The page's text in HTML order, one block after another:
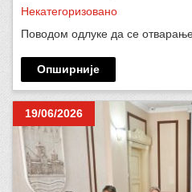
Некатегоризовано
Поводом одлуке да се
Опширније
19/06/2026